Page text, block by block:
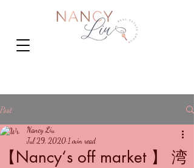
Post
【Nancy‘s off market 】 湾
Nancy Liu
Jul 29, 2020 1 min read